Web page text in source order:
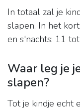
In totaal zal je
slapen. In het kort:
en s'nachts: 11
Waar leg je
slapen?
Tot je kindje echt